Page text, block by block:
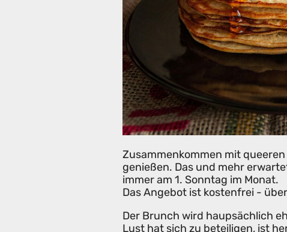
Zusammenkommen mit
genießen. Das und mehr
immer am 1. Sonntag im Monat.
Das Angebot ist kostenfrei -
Der Brunch wird haupsächlich
Lust hat sich zu beteiligen, ist